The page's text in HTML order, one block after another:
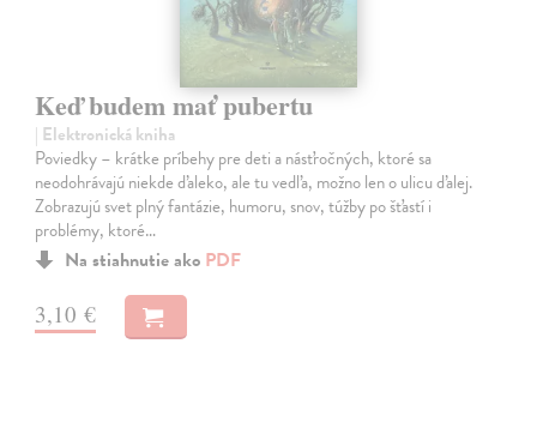
Keď budem mať pubertu
| Elektronická kniha
Poviedky – krátke príbehy pre deti a násťročných, ktoré sa
neodohrávajú niekde ďaleko, ale tu vedľa, možno len o ulicu ďalej.
Zobrazujú svet plný fantázie, humoru, snov, túžby po šťastí i
problémy, ktoré…
Na stiahnutie ako PDF
3,10 €